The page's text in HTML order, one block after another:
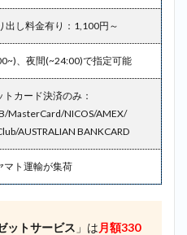
出し料金有り：1,100円～
、夜間(~24:00)で指定可能
トカード決済のみ：
MasterCard/NICOS/AMEX/
AUSTRALIAN BANKCARD
マト運輸が集荷
ットサービス 」は 月額330